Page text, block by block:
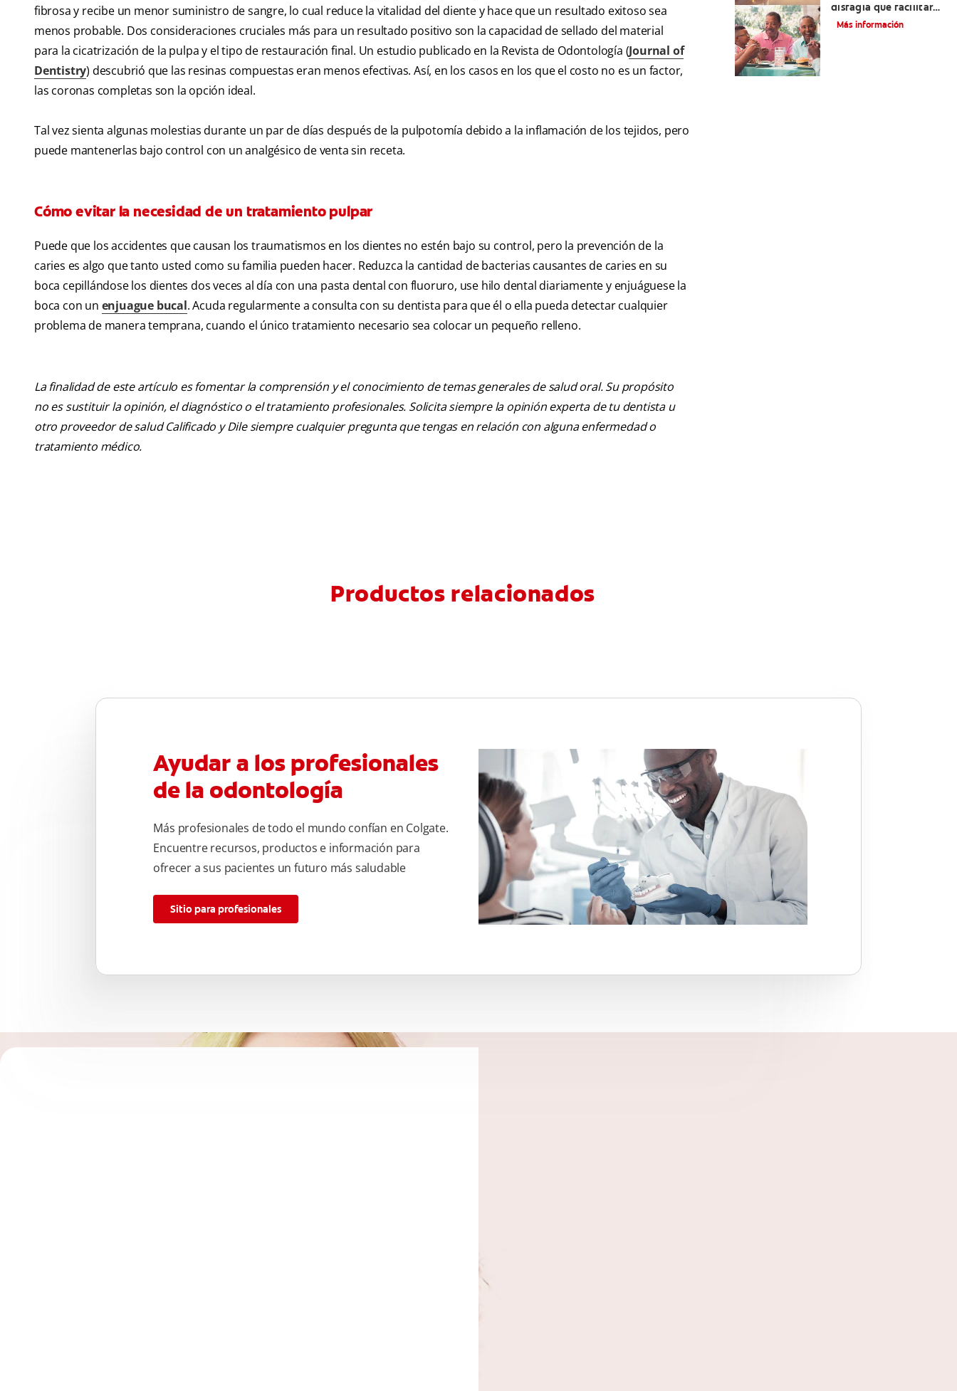
fibrosa y recibe un menor suministro de sangre, lo cual reduce la vitalidad del diente y hace que un resultado exitoso sea
menos probable. Dos consideraciones cruciales más para un resultado positivo son la capacidad de sellado del material
para la cicatrización de la pulpa y el tipo de restauración final. Un estudio publicado en la Revista de Odontología (Journal of
Dentistry) descubrió que las resinas compuestas eran menos efectivas. Así, en los casos en los que el costo no es un factor,
las coronas completas son la opción ideal.
Tal vez sienta algunas molestias durante un par de días después de la pulpotomía debido a la inflamación de los tejidos, pero
puede mantenerlas bajo control con un analgésico de venta sin receta.
Cómo evitar la necesidad de un tratamiento pulpar
Puede que los accidentes que causan los traumatismos en los dientes no estén bajo su control, pero la prevención de la
caries es algo que tanto usted como su familia pueden hacer. Reduzca la cantidad de bacterias causantes de caries en su
boca cepillándose los dientes dos veces al día con una pasta dental con fluoruro, use hilo dental diariamente y enjuáguese la
boca con un enjuague bucal. Acuda regularmente a consulta con su dentista para que él o ella pueda detectar cualquier
problema de manera temprana, cuando el único tratamiento necesario sea colocar un pequeño relleno.
La finalidad de este artículo es fomentar la comprensión y el conocimiento de temas generales de salud oral. Su propósito
no es sustituir la opinión, el diagnóstico o el tratamiento profesionales. Solicita siempre la opinión experta de tu dentista u
otro proveedor de salud Calificado y Dile siempre cualquier pregunta que tengas en relación con alguna enfermedad o
tratamiento médico.
disfagia que facilitarán
la deglución
Más información
Productos relacionados
Ayudar a los profesionales
de la odontología
Más profesionales de todo el mundo confían en Colgate.
Encuentre recursos, productos e información para
ofrecer a sus pacientes un futuro más saludable
Sitio para profesionales